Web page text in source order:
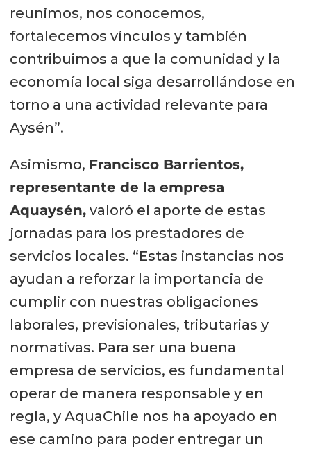
reunimos, nos conocemos,
fortalecemos vínculos y también
contribuimos a que la comunidad y la
economía local siga desarrollándose en
torno a una actividad relevante para
Aysén”.
Asimismo, Francisco Barrientos,
representante de la empresa
Aquaysén,valoró el aporte de estas
jornadas para los prestadores de
servicios locales. “Estas instancias nos
ayudan a reforzar la importancia de
cumplir con nuestras obligaciones
laborales, previsionales, tributarias y
normativas. Para ser una buena
empresa de servicios, es fundamental
operar de manera responsable y en
regla, y AquaChile nos ha apoyado en
ese camino para poder entregar un